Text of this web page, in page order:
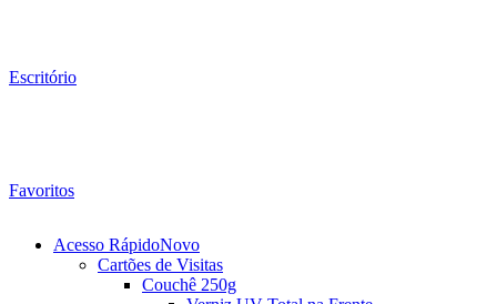
Escritório
Favoritos
Acesso RápidoNovo
Cartões de Visitas
Couchê 250g